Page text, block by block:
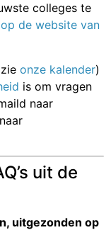
colleges te
de website van
onze kalender)
is om vragen
naar
uit de
uitgezonden op